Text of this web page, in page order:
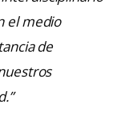
el medio
de